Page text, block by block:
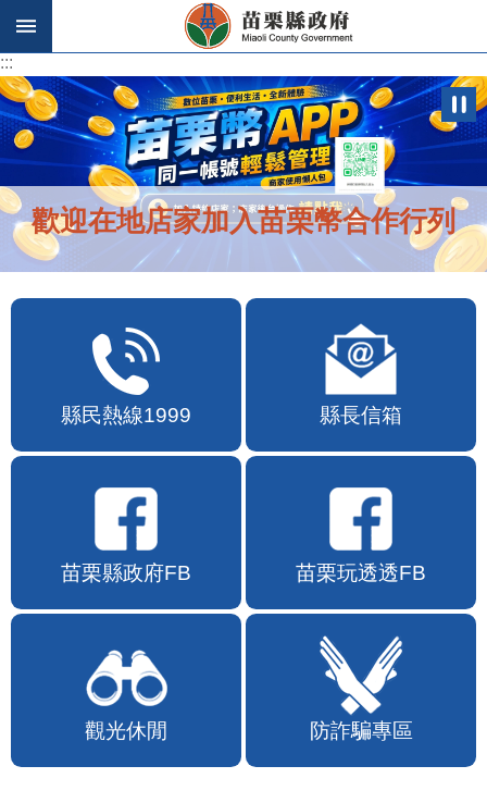
跳到主要內容區塊
:::
:::
歡迎在地店家加入苗栗幣合作行列
縣民熱線1999 縣長信箱
苗栗縣政府FB 苗栗玩透透FB
觀光休閒 防詐騙專區